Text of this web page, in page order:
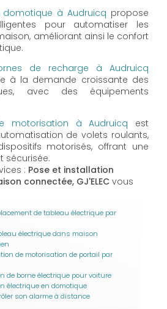
domotique à Audruicq propose
pour automatiser les
améliorant ainsi le confort
de recharge à Audruicq
à la demande croissante des
avec des équipements
motorisation à Audruicq est
de volets roulants,
motorisés, offrant une
sécurisée.
: Pose et installation
connectée, GJ'ELEC vous
de tableau électrique par
électrique dans maison
de motorisation de portail par
de borne électrique pour voiture
électrique en domotique
son alarme à distance